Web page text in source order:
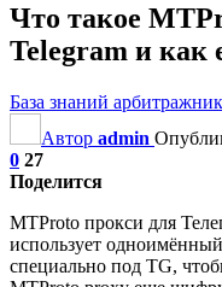
Что такое
Telegram и как
База знаний
Автор admin
0 27
Поделится
MTProto прокси для
использует
специально под TG,